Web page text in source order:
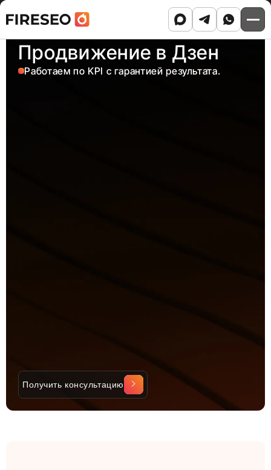
Skip
to
content
Ссылки
хлебных
крошек
Ссылки
хлебных
крошек
Главная / Услуги / Продвижение в Дзен
Продвижение в Дзен
Работаем по KPI с гарантией результата.
Получить консультацию